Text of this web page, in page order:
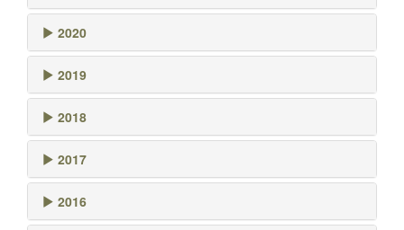
2020
2019
2018
2017
2016